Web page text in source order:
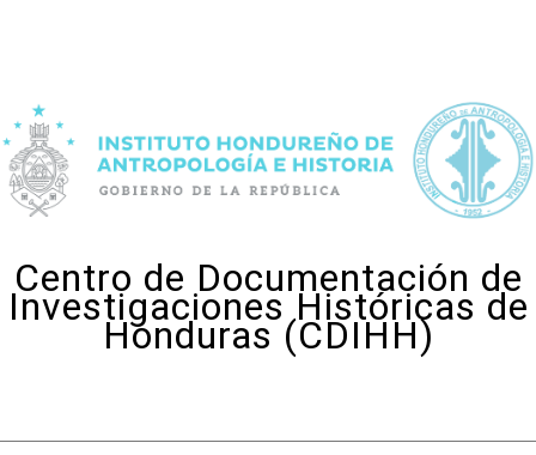
Centro de Documentación de
Investigaciones Históricas de
Honduras (CDIHH)